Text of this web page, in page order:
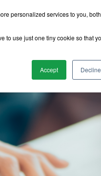
personalized services to you,
to use just one tiny cookie so that
Accept Decline